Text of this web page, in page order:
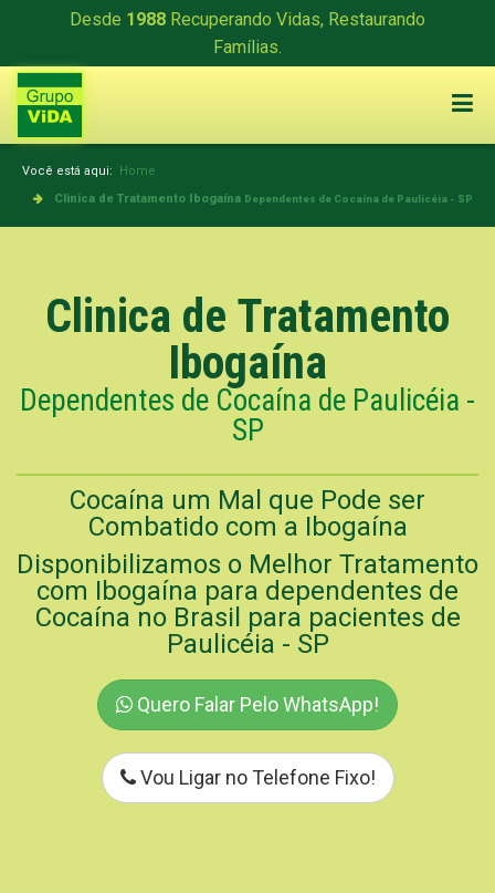
Desde 1988 Recuperando Vidas, Restaurando
Famílias.
Você está aqui: Home
Clinica de Tratamento Ibogaína Dependentes de Cocaína de Paulicéia - SP
Clinica de Tratamento
Ibogaína
Dependentes de Cocaína de Paulicéia -
SP
Cocaína um Mal que Pode ser
Combatido com a Ibogaína
Disponibilizamos o Melhor Tratamento
com Ibogaína para dependentes de
Cocaína no Brasil para pacientes de
Paulicéia - SP
Quero Falar Pelo WhatsApp!
Vou Ligar no Telefone Fixo!